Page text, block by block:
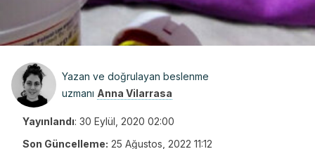
Yazan ve doğrulayan beslenme
uzmanı Anna Vilarrasa
Yayınlandı: 30 Eylül, 2020 02:00
Son Güncelleme: 25 Ağustos, 2022 11:12